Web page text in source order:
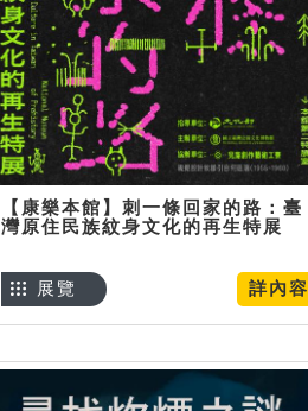
【康樂本館】刺一條回家的路：臺
灣原住民族紋身文化的再生特展
詳內容
展覽